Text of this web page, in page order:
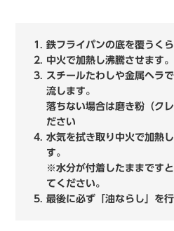
鉄フライパンの底を覆うく
中火で加熱し沸騰させます。
スチールたわしや金属ヘラ
流します。
落ちない場合は磨き粉（ク
ださい
水気を拭き取り中火で加熱
す。
※水分が付着したままです
てください。
最後に必ず「油ならし」を